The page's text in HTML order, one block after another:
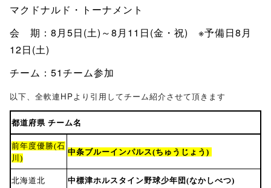
マクドナルド・トーナメント
会 期：8月5日(土)～8月11日(金・祝) ※予備日8月
12日(土)
チーム：51チーム参加
以下、全軟連HPより引用してチーム紹介させて頂きます
都道府県 チーム名
前年度優勝(石
川)
中条ブルーインパルス(ちゅうじょう)
北海道北 中標津ホルスタイン野球少年団(なかしべつ)